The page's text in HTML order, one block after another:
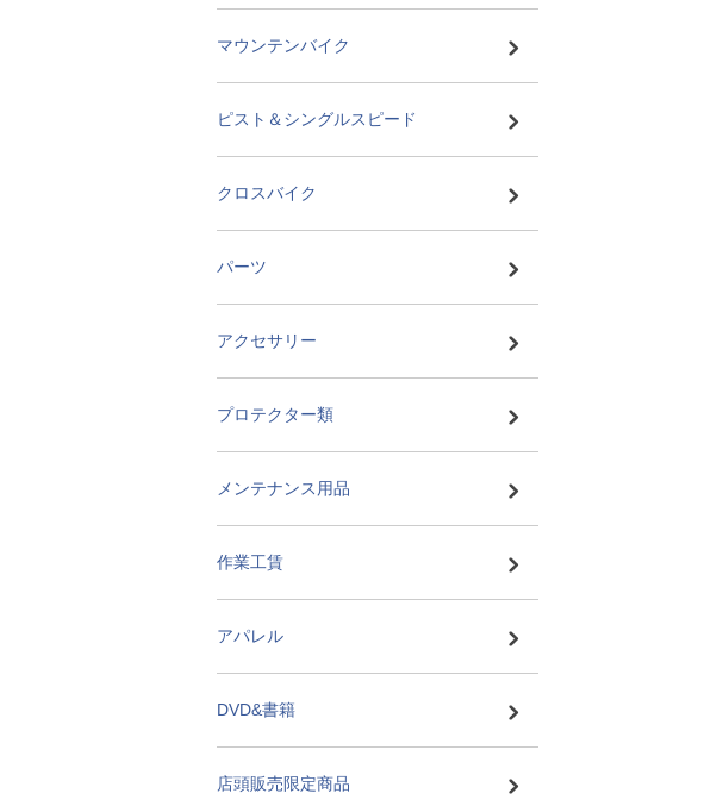
マウンテンバイク
ピスト＆シングルスピード
クロスバイク
パーツ
アクセサリー
プロテクター類
メンテナンス用品
作業工賃
アパレル
DVD&書籍
店頭販売限定商品